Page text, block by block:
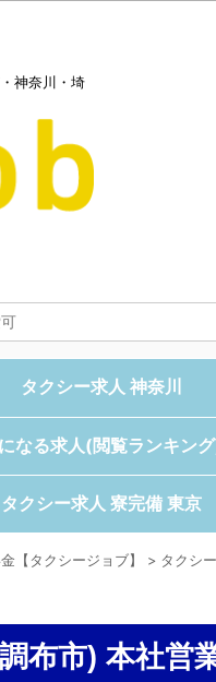
神奈川・埼
タクシー求人 神奈川
なる求人(閲覧ランキン
タクシー求人 寮完備 東京
【タクシージョブ】 > タクシ
布市) 本社営